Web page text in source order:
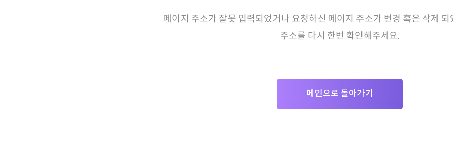
페이지 주소가 잘못 입력되었거나 요청하신 페이지 주소가 변경 혹은 삭제 되
주소를 다시 한번 확인해주세요.
메인으로 돌아가기